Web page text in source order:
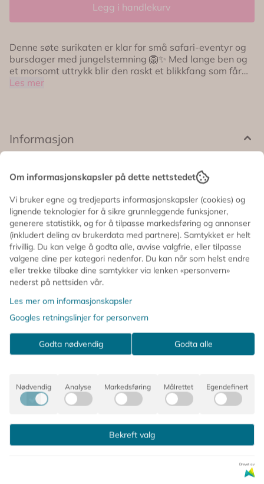
Legg i handlekurv
Denne søte surikaten er klar for små safari-eventyr og
bursdager med jungelstemning 🦁✨ Med lange ben og
et morsomt uttrykk blir den raskt et blikkfang som får
både små og store til å smile. Perfekt som dekorasjon
lange ben for ekstra morsom effekt 🎉 Perfekt til safari-,
jungel- og dyretema 🥳 Sugerør følger med 📏 Mål før
28 x 70 cm 📏 Benhøyde: ca. 30 cm En skikkelig morsom
Les mer
Informasjon
Denne søte surikaten er klar for små safari-eventyr og
bursdager med jungelstemning 🦁✨
Med lange ben og et morsomt uttrykk blir den raskt et
blikkfang som får både små og store til å smile. Perfekt
som dekorasjon ved gavebordet, på kakebordet eller
som en del av en ballongoppsats.
Passer perfekt til safari-tema, dyrebursdag eller
jungelfest 🎈
🦁 Stående folieballong med surikatdesign
🎈 Fylles med helium
🎉 Perfekt til safari-, jungel- og dyretema
🥳 Sugerør følger med
📏 Mål etter oppblåsing: ca. 28 x 70 cm
📏 Benhøyde: ca. 30 cm
En skikkelig morsom festgjest som skaper ekstra liv på
dyrefesten 🤎
Om informasjonskapsler på dette nettstedet
Vi bruker egne og tredjeparts informasjonskapsler (cookies) og
lignende teknologier for å sikre grunnleggende funksjoner,
generere statistikk, og for å tilpasse markedsføring og annonser
(inkludert deling av brukerdata med partnere). Samtykket er helt
frivillig. Du kan velge å godta alle, avvise valgfrie, eller tilpasse
valgene dine per kategori nedenfor. Du kan når som helst endre
eller trekke tilbake dine samtykker via lenken «personvern»
nederst på nettsiden vår.
Les mer om informasjonskapsler
Googles retningslinjer for personvern
Godta nødvendig Godta alle
Nødvendig Analyse Markedsføring Målrettet Egendefinert
Bekreft valg
Drevet av